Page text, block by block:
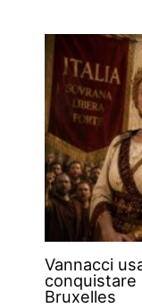
Vannacci
conquistare
Bruxelles